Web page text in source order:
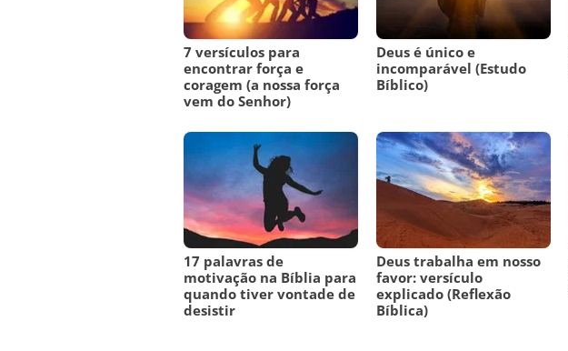
7 versículos para
encontrar força e
coragem (a nossa força
vem do Senhor)
Deus é único e
incomparável (Estudo
Bíblico)
17 palavras de
motivação na Bíblia para
quando tiver vontade de
desistir
Deus trabalha em nosso
favor: versículo
explicado (Reflexão
Bíblica)